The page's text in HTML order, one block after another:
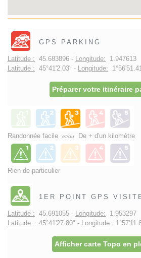
GPS PARKING
Latitude : 45.683896 - Longitude: 1.947613
Latitude : 45°41'2.03" - Longitude:
Préparer votre itinéraire
Randonnée facile et/ou De + d'un kilomètre
Rien de particulier
1ER POINT GPS
Latitude : 45.691055 - Longitude: 1.953297
Latitude : 45°41'27.80" - Longitude:
Afficher carte Topo en